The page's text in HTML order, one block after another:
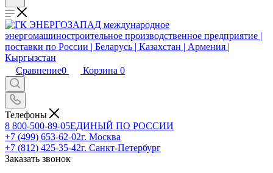
Сравнение0 Корзина 0
Телефоны
8 800-500-89-05ЕДИНЫЙ ПО РОССИИ
+7 (499) 653-62-02г. Москва
+7 (812) 425-35-42г. Санкт-Петербург
Заказать звонок